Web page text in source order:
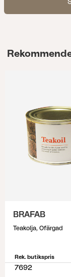
BRAFAB
Teakolja, Ofärgad
Rek. butikspris
7692